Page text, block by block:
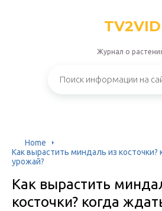
Журнал о
Home
Как вырастить миндаль из
урожай?
Как вырастить
косточки? когда